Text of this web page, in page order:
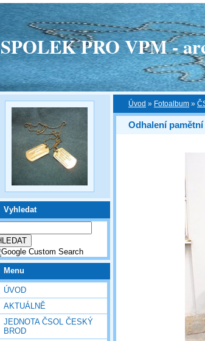
SPOLEK PRO VPM -
Vyhledat
Menu
ÚVOD
AKTUÁLNĚ
JEDNOTA ČSOL ČESKÝ
BROD
Úvod » Fotoalbum »
Odhalení